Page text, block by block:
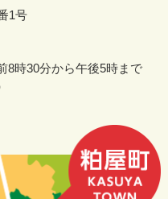
1号
8時30分から午後5時まで